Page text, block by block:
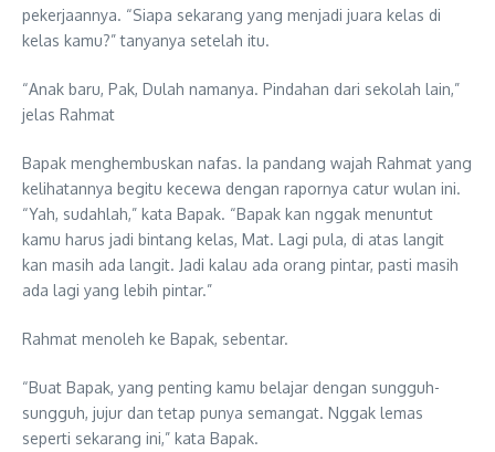
pekerjaannya. “Siapa sekarang yang menjadi juara kelas di
kelas kamu?” tanyanya setelah itu.
“Anak baru, Pak, Dulah namanya. Pindahan dari sekolah lain,”
jelas Rahmat
Bapak menghembuskan nafas. Ia pandang wajah Rahmat yang
kelihatannya begitu kecewa dengan rapornya catur wulan ini.
“Yah, sudahlah,” kata Bapak. “Bapak kan nggak menuntut
kamu harus jadi bintang kelas, Mat. Lagi pula, di atas langit
kan masih ada langit. Jadi kalau ada orang pintar, pasti masih
ada lagi yang lebih pintar.”
Rahmat menoleh ke Bapak, sebentar.
“Buat Bapak, yang penting kamu belajar dengan sungguh-
sungguh, jujur dan tetap punya semangat. Nggak lemas
seperti sekarang ini,” kata Bapak.